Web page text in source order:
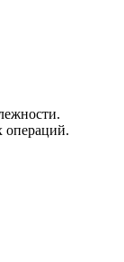
операций.